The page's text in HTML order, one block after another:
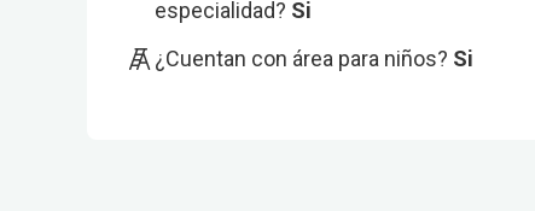
especialidad? Si
¿Cuentan con área para niños? Si